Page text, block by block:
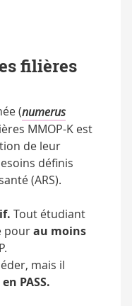
filières
(numerus
MMOP-K est
de leur
définis
(ARS).
Tout étudiant
pourau moins
mais il
PASS.